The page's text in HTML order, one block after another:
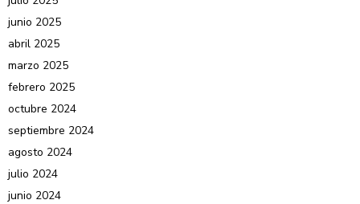
junio 2025
abril 2025
marzo 2025
febrero 2025
octubre 2024
septiembre 2024
agosto 2024
julio 2024
junio 2024